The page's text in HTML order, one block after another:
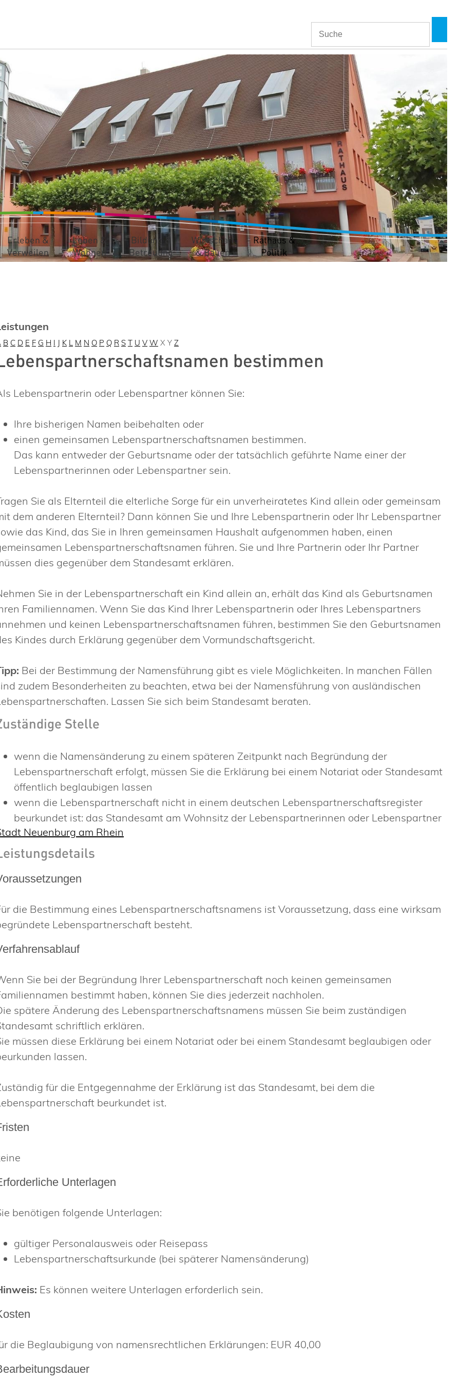
Erleben &
Verweilen
Leben &
Wohnen
Bildung &
Betreuung
Wirtschaft
& Bauen
Rathaus &
Politik
B C D E F G H I J K L M N O P Q R S T U V W X Y Z
bestimmen
Lebenspartnerin oder Lebenspartner können Sie:
Ihre bisherigen Namen beibehalten oder
einen gemeinsamen Lebenspartnerschaftsnamen bestimmen.
Das kann entweder der Geburtsname oder der tatsächlich geführte Name einer der
Lebenspartnerinnen oder Lebenspartner sein.
Sie als Elternteil die elterliche Sorge für ein unverheiratetes Kind allein oder gemeinsam
dem anderen Elternteil? Dann können Sie und Ihre Lebenspartnerin oder Ihr Lebenspartner
das Kind, das Sie in Ihren gemeinsamen Haushalt aufgenommen haben, einen
Lebenspartnerschaftsnamen führen. Sie und Ihre Partnerin oder Ihr Partner
dies gegenüber dem Standesamt erklären.
Sie in der Lebenspartnerschaft ein Kind allein an, erhält das Kind als Geburtsnamen
Familiennamen. Wenn Sie das Kind Ihrer Lebenspartnerin oder Ihres Lebenspartners
und keinen Lebenspartnerschaftsnamen führen, bestimmen Sie den Geburtsnamen
Kindes durch Erklärung gegenüber dem Vormundschaftsgericht.
Bei der Bestimmung der Namensführung gibt es viele Möglichkeiten. In manchen Fällen
zudem Besonderheiten zu beachten, etwa bei der Namensführung von ausländischen
Lassen Sie sich beim Standesamt beraten.
Stelle
wenn die Namensänderung zu einem späteren Zeitpunkt nach Begründung der
Lebenspartnerschaft erfolgt, müssen Sie die Erklärung bei einem Notariat oder Standesamt
öffentlich beglaubigen lassen
wenn die Lebenspartnerschaft nicht in einem deutschen Lebenspartnerschaftsregister
beurkundet ist: das Standesamt am Wohnsitz der Lebenspartnerinnen oder Lebenspartner
Neuenburg am Rhein
die Bestimmung eines Lebenspartnerschaftsnamens ist Voraussetzung, dass eine wirksam
Lebenspartnerschaft besteht.
Sie bei der Begründung Ihrer Lebenspartnerschaft noch keinen gemeinsamen
bestimmt haben, können Sie dies jederzeit nachholen.
spätere Änderung des Lebenspartnerschaftsnamens müssen Sie beim zuständigen
schriftlich erklären.
müssen diese Erklärung bei einem Notariat oder bei einem Standesamt beglaubigen oder
lassen.
für die Entgegennahme der Erklärung ist das Standesamt, bei dem die
beurkundet ist.
Unterlagen
benötigen folgende Unterlagen:
gültiger Personalausweis oder Reisepass
Lebenspartnerschaftsurkunde (bei späterer Namensänderung)
Es können weitere Unterlagen erforderlich sein.
die Beglaubigung von namensrechtlichen Erklärungen: EUR 40,00